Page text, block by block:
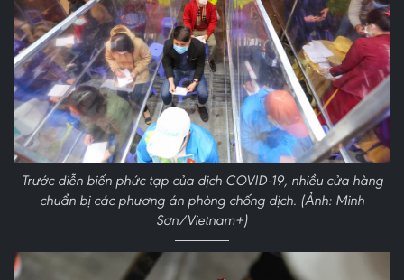
Trước diễn biến phức tạp của dịch COVID-19, nhiều cửa hàng
chuẩn bị các phương án phòng chống dịch. (Ảnh: Minh
Sơn/Vietnam+)